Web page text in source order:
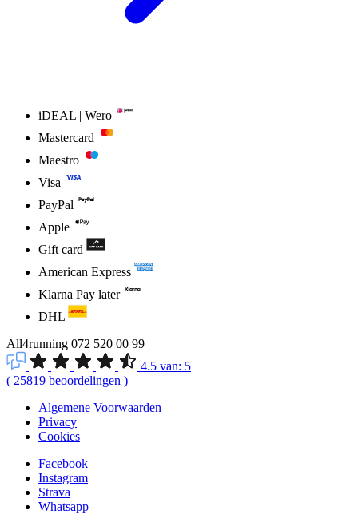
iDEAL | Wero
Mastercard
Maestro
Visa
PayPal
Apple
Gift card
American Express
Klarna Pay later
DHL
All4running 072 520 00 99
4.5 van: 5
( 25819 beoordelingen )
Algemene Voorwaarden
Privacy
Cookies
Facebook
Instagram
Strava
Whatsapp